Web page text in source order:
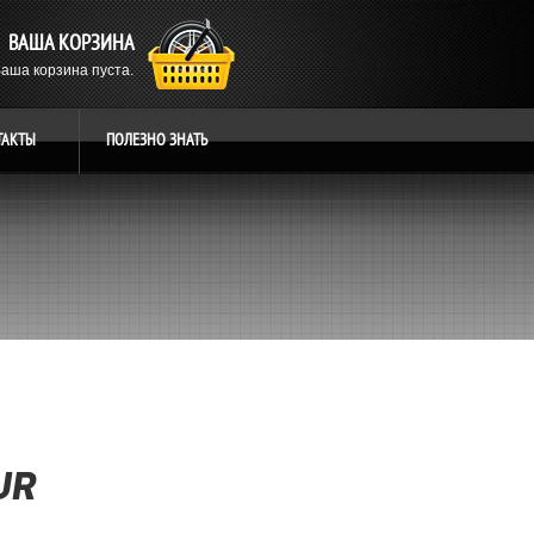
ВАША КОРЗИНА
корзина пуста.
ПОЛЕЗНОЗНАТЬ